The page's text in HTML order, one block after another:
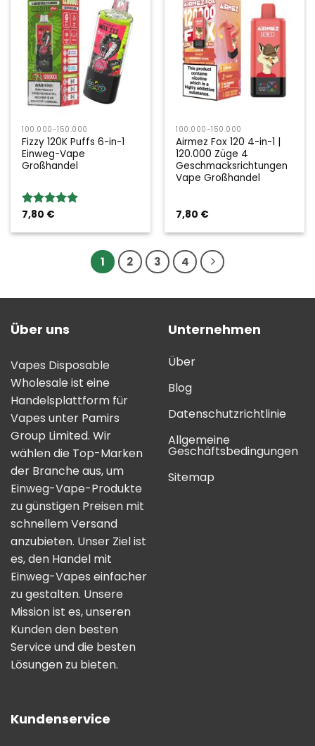
100.000-150.000
Fizzy 120K Puffs 6-in-1
Einweg-Vape
Großhandel
Bewertung:
7,80 €
100.000-150.000
Airmez Fox 120 4-in-1 |
120.000 Züge 4
Geschmacksrichtungen
Vape Großhandel
7,80 €
1 2 3 4
Über uns
Vapes Disposable
Wholesale ist eine
Handelsplattform für
Vapes unter Pamirs
Group Limited. Wir
wählen die Top-Marken
der Branche aus, um
Einweg-Vape-Produkte
zu günstigen Preisen mit
schnellem Versand
anzubieten. Unser Ziel ist
es, den Handel mit
Einweg-Vapes einfacher
zu gestalten. Unsere
Mission ist es, unseren
Kunden den besten
Service und die besten
Lösungen zu bieten.
Unternehmen
Über
Blog
Datenschutzrichtlinie
Allgemeine
Geschäftsbedingungen
Sitemap
Kundenservice